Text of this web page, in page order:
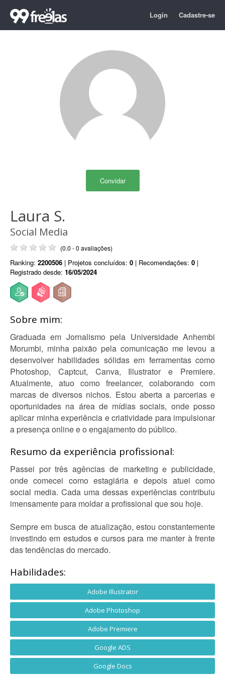
Login Cadastre-se
Convidar
Laura S.
Social Media
(0.0 - 0 avaliações)
Ranking: 2200506 | Projetos concluídos: 0 | Recomendações: 0 |
Registrado desde: 16/05/2024
Sobre mim:
Graduada em Jornalismo pela Universidade Anhembi
Morumbi, minha paixão pela comunicação me levou a
desenvolver habilidades sólidas em ferramentas como
Photoshop, Captcut, Canva, Illustrator e Premiere.
Atualmente, atuo como freelancer, colaborando com
marcas de diversos nichos. Estou aberta a parcerias e
oportunidades na área de mídias sociais, onde posso
aplicar minha experiência e criatividade para impulsionar
a presença online e o engajamento do público.
Resumo da experiência profissional:
Passei por três agências de marketing e publicidade,
onde comecei como estagiária e depois atuei como
social media. Cada uma dessas experiências contribuiu
imensamente para moldar a profissional que sou hoje.
Sempre em busca de atualização, estou constantemente
investindo em estudos e cursos para me manter à frente
das tendências do mercado.
Habilidades:
Adobe Illustrator
Adobe Photoshop
Adobe Premiere
Google ADS
Google Docs